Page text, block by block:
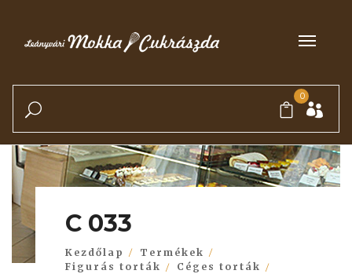
0
C 033
Kezdőlap
Termékek
Figurás torták
Céges torták